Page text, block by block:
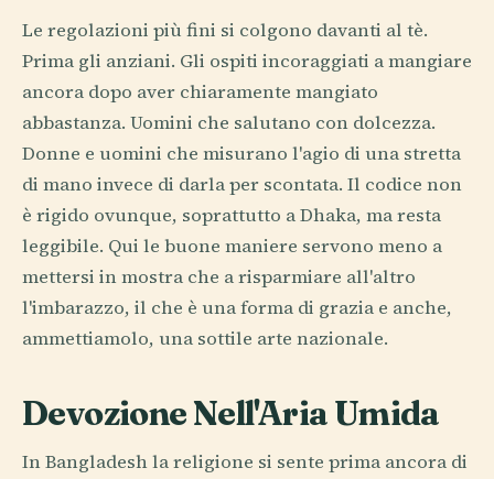
Le regolazioni più fini si colgono davanti al tè.
Prima gli anziani. Gli ospiti incoraggiati a mangiare
ancora dopo aver chiaramente mangiato
abbastanza. Uomini che salutano con dolcezza.
Donne e uomini che misurano l'agio di una stretta
di mano invece di darla per scontata. Il codice non
è rigido ovunque, soprattutto a Dhaka, ma resta
leggibile. Qui le buone maniere servono meno a
mettersi in mostra che a risparmiare all'altro
l'imbarazzo, il che è una forma di grazia e anche,
ammettiamolo, una sottile arte nazionale.
Devozione Nell'Aria Umida
In Bangladesh la religione si sente prima ancora di